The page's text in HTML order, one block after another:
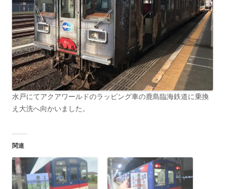
水戸にてアクアワールドのラッピング車の鹿島臨海鉄道に乗換
え大洗へ向かいました。
関連